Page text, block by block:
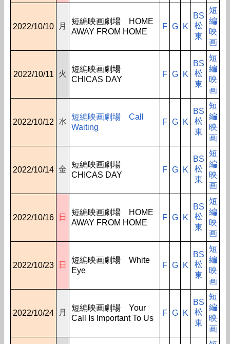
2022/10/10 月
短編映画劇場 HOME
AWAY FROM HOME
F G K
BS
松
東
短
編
映
画
2022/10/11 火
短編映画劇場
CHICAS DAY
F G K
BS
松
東
短
編
映
画
2022/10/12 水
短編映画劇場 Call
Waiting
F G K
BS
松
東
短
編
映
画
2022/10/14 金
短編映画劇場
CHICAS DAY
F G K
BS
松
東
短
編
映
画
2022/10/16 日
短編映画劇場 HOME
AWAY FROM HOME
F G K
BS
松
東
短
編
映
画
2022/10/23 日
短編映画劇場 White
Eye
F G K
BS
松
東
短
編
映
画
2022/10/24 月
短編映画劇場 Your
Call Is Important To Us
F G K
BS
松
東
短
編
映
画